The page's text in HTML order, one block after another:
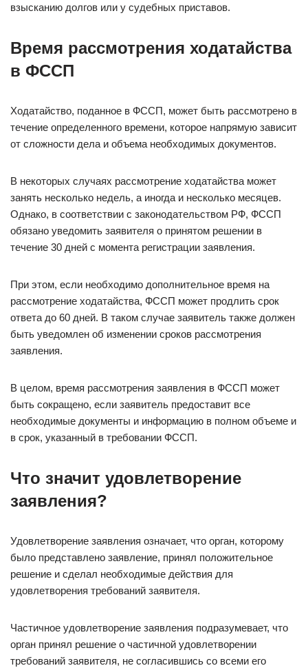
взысканию долгов или у судебных приставов.
Время рассмотрения ходатайства
в ФССП
Ходатайство, поданное в ФССП, может быть рассмотрено в
течение определенного времени, которое напрямую зависит
от сложности дела и объема необходимых документов.
В некоторых случаях рассмотрение ходатайства может
занять несколько недель, а иногда и несколько месяцев.
Однако, в соответствии с законодательством РФ, ФССП
обязано уведомить заявителя о принятом решении в
течение 30 дней с момента регистрации заявления.
При этом, если необходимо дополнительное время на
рассмотрение ходатайства, ФССП может продлить срок
ответа до 60 дней. В таком случае заявитель также должен
быть уведомлен об изменении сроков рассмотрения
заявления.
В целом, время рассмотрения заявления в ФССП может
быть сокращено, если заявитель предоставит все
необходимые документы и информацию в полном объеме и
в срок, указанный в требовании ФССП.
Что значит удовлетворение
заявления?
Удовлетворение заявления означает, что орган, которому
было представлено заявление, принял положительное
решение и сделал необходимые действия для
удовлетворения требований заявителя.
Частичное удовлетворение заявления подразумевает, что
орган принял решение о частичной удовлетворении
требований заявителя, не согласившись со всеми его